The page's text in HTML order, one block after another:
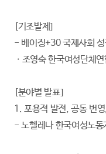
[기조발제]
- 베이징+30 국제사회 성
ㆍ조영숙 한국여성단체
[분야별 발표]
1. 포용적 발전, 공동 번
- 노헬레나 한국여성노동